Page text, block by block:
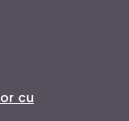
cu